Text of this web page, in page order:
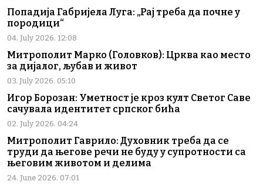
Попадија Габријела Луга: „Рај треба да почне у
породици“
04. July 2026. 12:08
Митрополит Марко (Головков): Црква као место
за дијалог, љубав и живот
03. July 2026. 05:10
Игор Борозан: Уметност је кроз култ Светог Саве
сачувала идентитет српског бића
02. July 2026. 04:24
Митрополит Гаврило: Духовник треба да се
труди да његове речи не буду у супротности са
његовим животом и делима
24. June 2026. 07:01